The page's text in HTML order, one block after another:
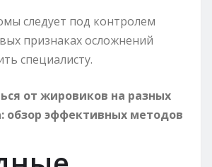
следует под контролем
признаках осложнений
специалисту.